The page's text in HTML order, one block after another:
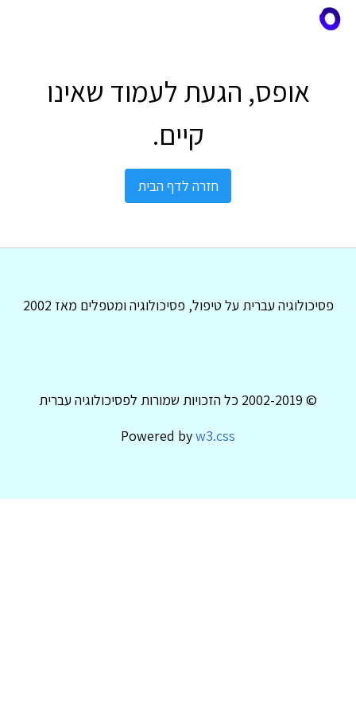
אופס, הגעת לעמוד שאינו
קיים.
חזרה לדף הבית
פסיכולוגיה עברית על טיפול, פסיכולוגיה ומטפלים מאז 2002
© 2002-2019 כל הזכויות שמורות לפסיכולוגיה עברית
Powered byw3.css